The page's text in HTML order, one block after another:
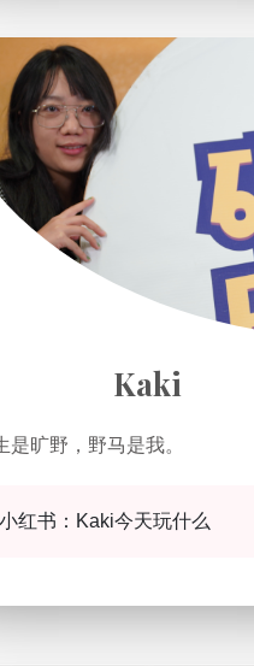
Kaki
是旷野，野马是我。
小红书：Kaki今天玩什么